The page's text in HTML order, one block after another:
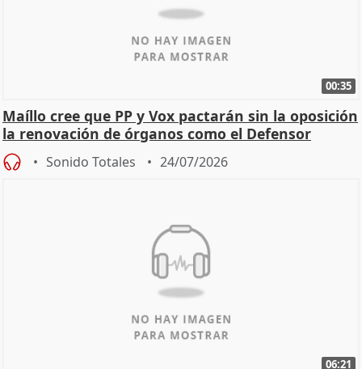
00:35
Maíllo cree que PP y Vox pactarán sin la oposición
la renovación de órganos como el Defensor
Sonido Totales 24/07/2026
06:21